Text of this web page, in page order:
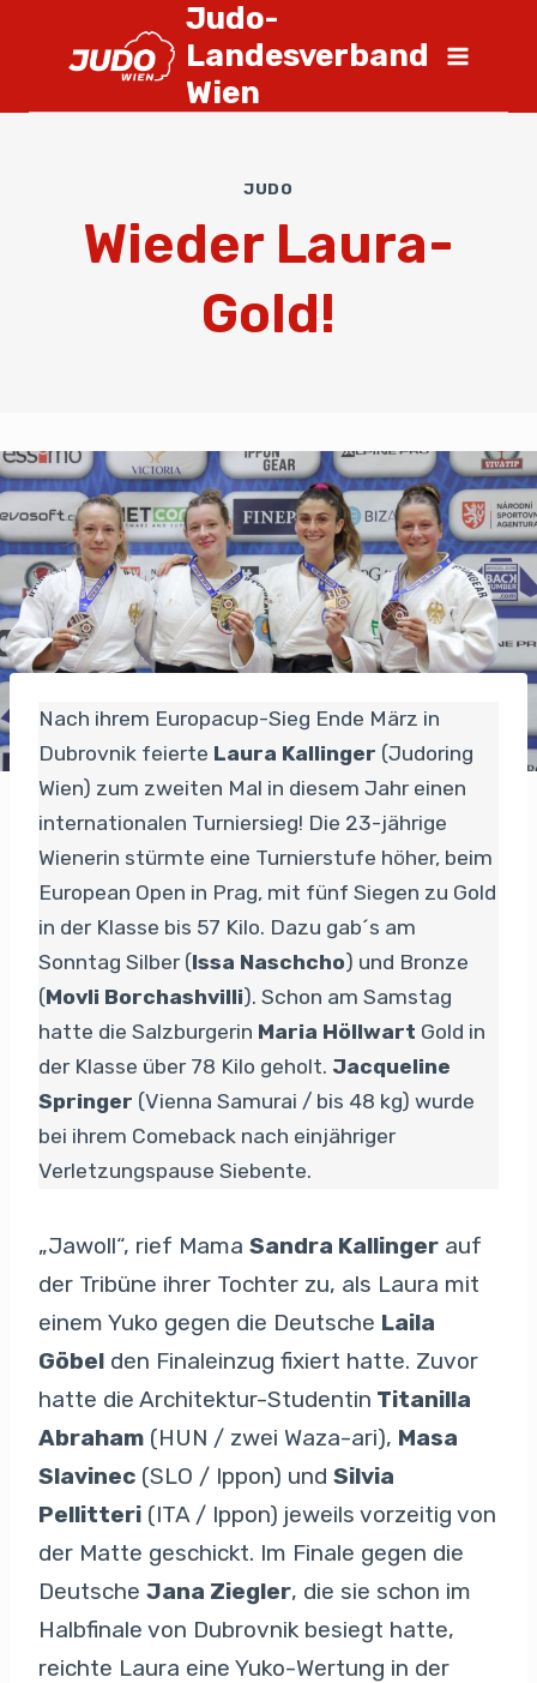
Judo-
Landesverband
Wien
JUDO
Wieder Laura-
Gold!
Nach ihrem Europacup-Sieg Ende März in
Dubrovnik feierte Laura Kallinger (Judoring
Wien) zum zweiten Mal in diesem Jahr einen
internationalen Turniersieg! Die 23-jährige
Wienerin stürmte eine Turnierstufe höher, beim
European Open in Prag, mit fünf Siegen zu Gold
in der Klasse bis 57 Kilo. Dazu gab´s am
Sonntag Silber (Issa Naschcho) und Bronze
(Movli Borchashvilli). Schon am Samstag
hatte die Salzburgerin Maria Höllwart Gold in
der Klasse über 78 Kilo geholt. Jacqueline
Springer (Vienna Samurai / bis 48 kg) wurde
bei ihrem Comeback nach einjähriger
Verletzungspause Siebente.
„Jawoll“, rief Mama Sandra Kallinger auf
der Tribüne ihrer Tochter zu, als Laura mit
einem Yuko gegen die Deutsche Laila
Göbel den Finaleinzug fixiert hatte. Zuvor
hatte die Architektur-Studentin Titanilla
Abraham (HUN / zwei Waza-ari), Masa
Slavinec (SLO / Ippon) und Silvia
Pellitteri (ITA / Ippon) jeweils vorzeitig von
der Matte geschickt. Im Finale gegen die
Deutsche Jana Ziegler, die sie schon im
Halbfinale von Dubrovnik besiegt hatte,
reichte Laura eine Yuko-Wertung in der